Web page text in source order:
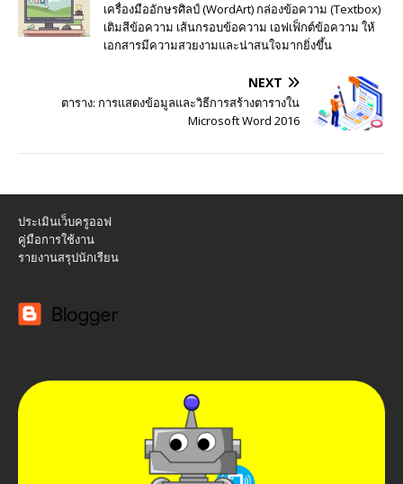
เครื่องมืออักษรศิลป์ (WordArt) กล่องข้อความ (Textbox)
เติมสีข้อความ เส้นกรอบข้อความ เอฟเฟ็กต์ข้อความ ให้
เอกสารมีความสวยงามและน่าสนใจมากยิ่งขึ้น
NEXT
ตาราง: การแสดงข้อมูลและวิธีการสร้างตารางใน
Microsoft Word 2016
ประเมินเว็บครูออฟ
คู่มือการใช้งาน
รายงานสรุปนักเรียน